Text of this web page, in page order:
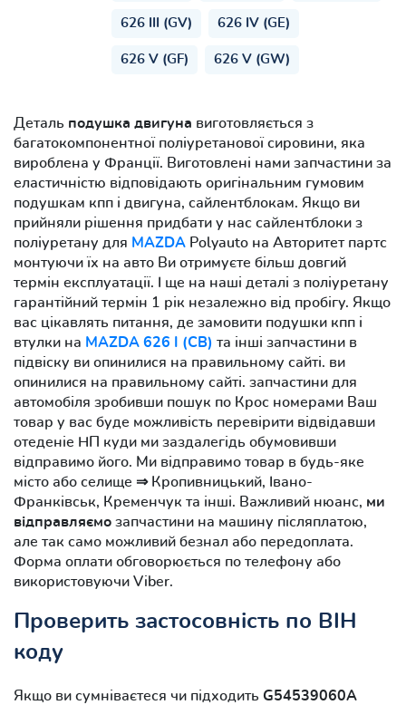
626 III (GV) 626 IV (GE)
626 V (GF) 626 V (GW)
Деталь подушка двигуна виготовляється з
багатокомпонентної поліуретанової сировини, яка
вироблена у Франції. Виготовлені нами запчастини за
еластичністю відповідають оригінальним гумовим
подушкам кпп і двигуна, сайлентблокам. Якщо ви
прийняли рішення придбати у нас сайлентблоки з
поліуретану для MAZDA Polyauto на Авторитет партс
монтуючи їх на авто Ви отримуєте більш довгий
термін експлуатації. І ще на наші деталі з поліуретану
гарантійний термін 1 рік незалежно від пробігу. Якщо
вас цікавлять питання, де замовити подушки кпп і
втулки на MAZDA 626 I (CB) та інші запчастини в
підвіску ви опинилися на правильному сайті. ви
опинилися на правильному сайті. запчастини для
автомобіля зробивши пошук по Крос номерами Ваш
товар у вас буде можливість перевірити відвідавши
отеденіе НП куди ми заздалегідь обумовивши
відправимо його. Ми відправимо товар в будь-яке
місто або селище ⇒ Кропивницький, Івано-
Франківськ, Кременчук та інші. Важливий нюанс, ми
відправляємо запчастини на машину післяплатою,
але так само можливий безнал або передоплата.
Форма оплати обговорюється по телефону або
використовуючи Viber.
Проверить застосовність по ВІН
коду
Якщо ви сумніваєтеся чи підходить G54539060A